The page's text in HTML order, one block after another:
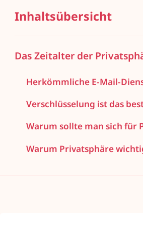
Inhaltsübersicht
Das Zeitalter der
Herkömmliche E-Mail-
Verschlüsselung ist das
Warum sollte man sich für
Warum Privatsphäre